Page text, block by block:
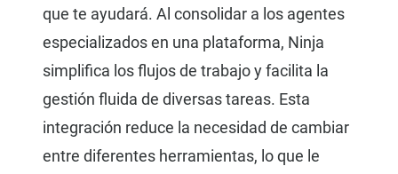
que te ayudará. Al consolidar a los agentes
especializados en una plataforma, Ninja
simplifica los flujos de trabajo y facilita la
gestión fluida de diversas tareas. Esta
integración reduce la necesidad de cambiar
entre diferentes herramientas, lo que le